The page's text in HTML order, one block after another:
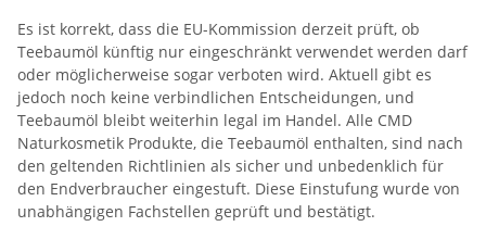
Es ist korrekt, dass die EU-Kommission derzeit prüft, ob
Teebaumöl künftig nur eingeschränkt verwendet werden darf
oder möglicherweise sogar verboten wird. Aktuell gibt es
jedoch noch keine verbindlichen Entscheidungen, und
Teebaumöl bleibt weiterhin legal im Handel. Alle CMD
Naturkosmetik Produkte, die Teebaumöl enthalten, sind nach
den geltenden Richtlinien als sicher und unbedenklich für
den Endverbraucher eingestuft. Diese Einstufung wurde von
unabhängigen Fachstellen geprüft und bestätigt.